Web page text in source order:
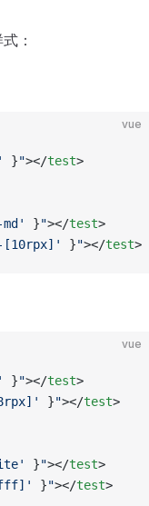
：
vue
}"></test>
}"></test>
[10rpx]' }"></test>
vue
}"></test>
}"></test>
}"></test>
}"></test>